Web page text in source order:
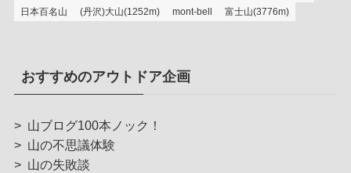
日本百名山
(丹沢)大山(1252m) mont-bell 富士山(3776m)
おすすめのアウトドア企画
> 山ブログ100本ノック！
> 山の不思議体験
> 山の失敗談